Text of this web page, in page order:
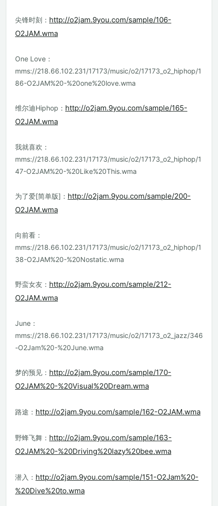
尖锋时刻： http://o2jam.9you.com/sample/106-
O2JAM.wma
One Love：
mms://218.66.102.231/17173/music/o2/17173_o2_hiphop/1
86-O2JAM%20-%20one%20love.wma
维尔迪Hiphop： http://o2jam.9you.com/sample/165-
O2JAM.wma
我就喜欢：
mms://218.66.102.231/17173/music/o2/17173_o2_hiphop/1
47-O2JAM%20-%20Like%20This.wma
为了爱[简单版]： http://o2jam.9you.com/sample/200-
O2JAM.wma
向前看：
mms://218.66.102.231/17173/music/o2/17173_o2_hiphop/1
38-O2JAM%20-%20Nostatic.wma
野蛮女友： http://o2jam.9you.com/sample/212-
O2JAM.wma
June：
mms://218.66.102.231/17173/music/o2/17173_o2_jazz/346
-O2Jam%20-%20June.wma
梦的预见： http://o2jam.9you.com/sample/170-
O2JAM%20-%20Visual%20Dream.wma
路途： http://o2jam.9you.com/sample/162-O2JAM.wma
野蜂飞舞： http://o2jam.9you.com/sample/163-
O2JAM%20-%20Driving%20lazy%20bee.wma
潜入： http://o2jam.9you.com/sample/151-O2Jam%20-
%20Dive%20to.wma